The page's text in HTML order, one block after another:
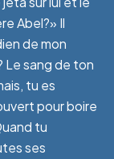
Abel?» Il
de mon
Le sang de ton
tu es
pour boire
tu
ses